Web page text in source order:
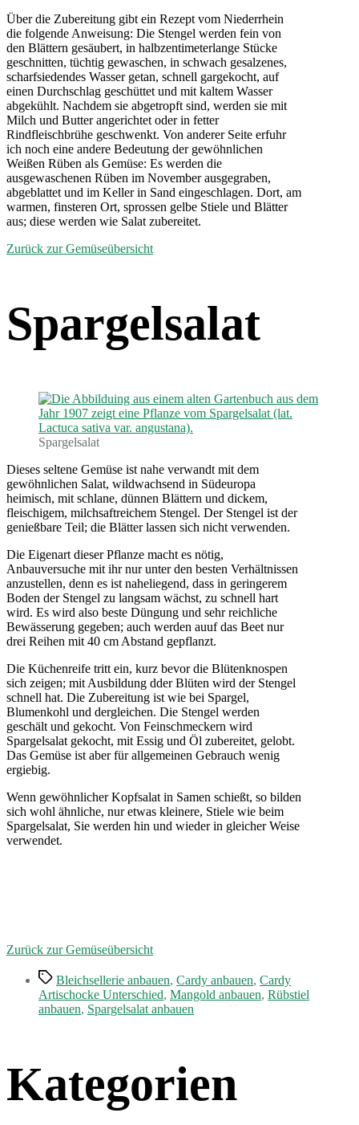
Über die Zubereitung gibt ein Rezept vom Niederrhein
die folgende Anweisung: Die Stengel werden fein von
den Blättern gesäubert, in halbzentimeterlange Stücke
geschnitten, tüchtig gewaschen, in schwach gesalzenes,
scharfsiedendes Wasser getan, schnell gargekocht, auf
einen Durchschlag geschüttet und mit kaltem Wasser
abgekühlt. Nachdem sie abgetropft sind, werden sie mit
Milch und Butter angerichtet oder in fetter
Rindfleischbrühe geschwenkt. Von anderer Seite erfuhr
ich noch eine andere Bedeutung der gewöhnlichen
Weißen Rüben als Gemüse: Es werden die
ausgewaschenen Rüben im November ausgegraben,
abgeblattet und im Keller in Sand eingeschlagen. Dort, am
warmen, finsteren Ort, sprossen gelbe Stiele und Blätter
aus; diese werden wie Salat zubereitet.
Zurück zur Gemüseübersicht
Spargelsalat
Spargelsalat
Dieses seltene Gemüse ist nahe verwandt mit dem
gewöhnlichen Salat, wildwachsend in Südeuropa
heimisch, mit schlane, dünnen Blättern und dickem,
fleischigem, milchsaftreichem Stengel. Der Stengel ist der
genießbare Teil; die Blätter lassen sich nicht verwenden.
Die Eigenart dieser Pflanze macht es nötig,
Anbauversuche mit ihr nur unter den besten Verhältnissen
anzustellen, denn es ist naheliegend, dass in geringerem
Boden der Stengel zu langsam wächst, zu schnell hart
wird. Es wird also beste Düngung und sehr reichliche
Bewässerung gegeben; auch werden auuf das Beet nur
drei Reihen mit 40 cm Abstand gepflanzt.
Die Küchenreife tritt ein, kurz bevor die Blütenknospen
sich zeigen; mit Ausbildung dder Blüten wird der Stengel
schnell hat. Die Zubereitung ist wie bei Spargel,
Blumenkohl und dergleichen. Die Stengel werden
geschält und gekocht. Von Feinschmeckern wird
Spargelsalat gekocht, mit Essig und Öl zubereitet, gelobt.
Das Gemüse ist aber für allgemeinen Gebrauch wenig
ergiebig.
Wenn gewöhnlicher Kopfsalat in Samen schießt, so bilden
sich wohl ähnliche, nur etwas kleinere, Stiele wie beim
Spargelsalat, Sie werden hin und wieder in gleicher Weise
verwendet.
Zurück zur Gemüseübersicht
Schlagwörter
Bleichsellerie anbauen, Cardy anbauen, Cardy
Artischocke Unterschied, Mangold anbauen, Rübstiel
anbauen, Spargelsalat anbauen
Kategorien